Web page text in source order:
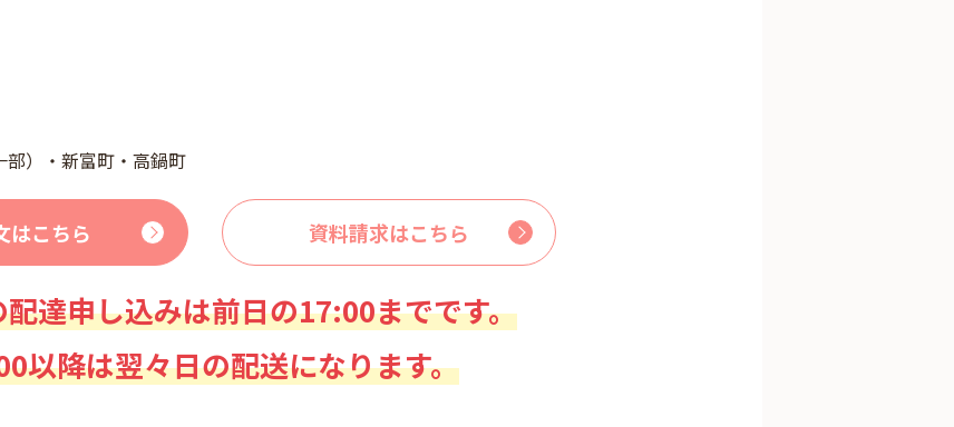
）・新富町・高鍋町
はこちら 資料請求はこちら
達申し込みは前日の17:00までです。
以降は翌々日の配送になります。